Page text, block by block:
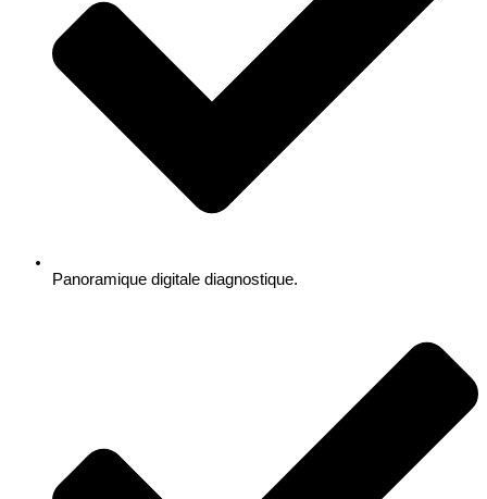
Panoramique digitale diagnostique.